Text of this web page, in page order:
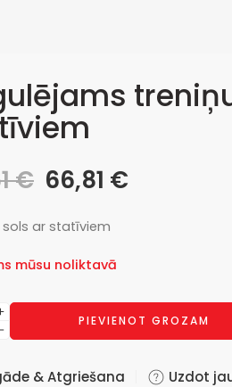
€ 66,81 €
sols ar statīviem
mūsu noliktavā
PIEVIENOT GROZAM
& Atgriešana Uzdot